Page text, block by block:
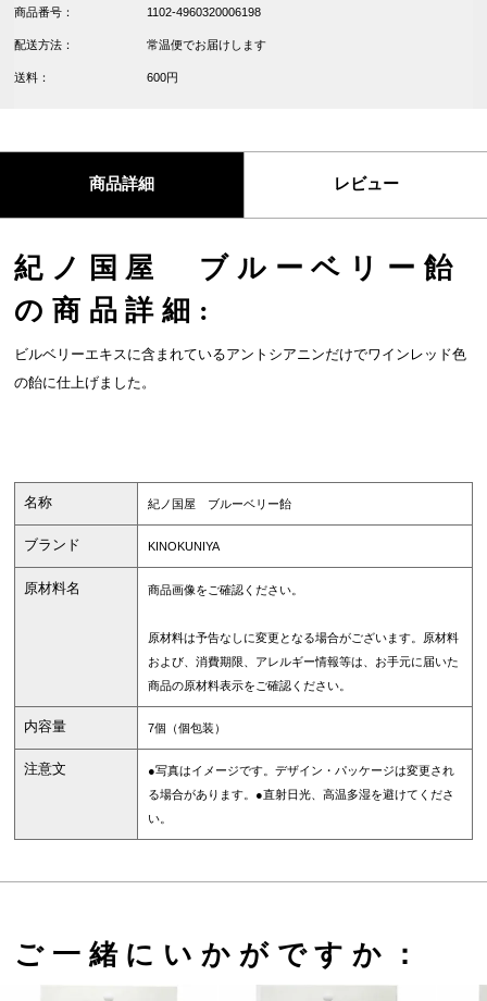
商品番号： 1102-4960320006198
配送方法： 常温便でお届けします
送料： 600円
商品詳細 レビュー
紀ノ国屋 ブルーベリー飴
の商品詳細:
ビルベリーエキスに含まれているアントシアニンだけでワインレッド色
の飴に仕上げました。
名称 紀ノ国屋 ブルーベリー飴
ブランド KINOKUNIYA
原材料名 商品画像をご確認ください。
原材料は予告なしに変更となる場合がございます。原材料
および、消費期限、アレルギー情報等は、お手元に届いた
商品の原材料表示をご確認ください。
内容量 7個（個包装）
注意文
●写真はイメージです。デザイン・パッケージは変更され
る場合があります。●直射日光、高温多湿を避けてくださ
い。
ご一緒にいかがですか：